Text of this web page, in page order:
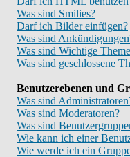
Was sind Smilies?
Darf ich Bilder einfügen?
Was sind
Was sind Wichtige
Was sind geschlossene
Benutzerebenen und
Was sind
Was sind Moderatoren?
Was sind
Wie kann ich einer
Wie werde ich ein